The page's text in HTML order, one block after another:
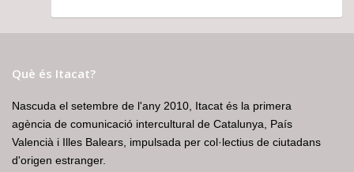
Què és Itacat?
Nascuda el setembre de l'any 2010, Itacat és la primera
agència de comunicació intercultural de Catalunya, País
Valencià i Illes Balears, impulsada per col·lectius de ciutadans
d'origen estranger.